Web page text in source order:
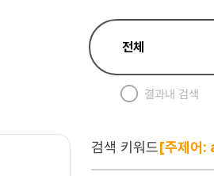
결과내 검색
검색 키워드[주제어